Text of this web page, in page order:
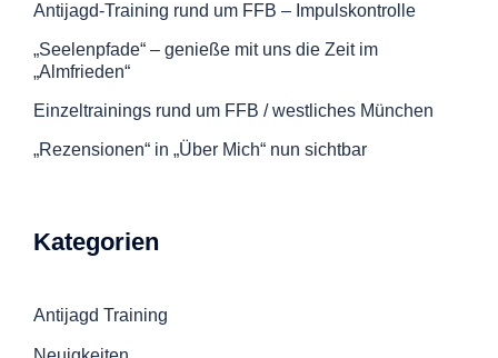
Antijagd-Training rund um FFB – Impulskontrolle
„Seelenpfade“ – genieße mit uns die Zeit im
„Almfrieden“
Einzeltrainings rund um FFB / westliches München
„Rezensionen“ in „Über Mich“ nun sichtbar
Kategorien
Antijagd Training